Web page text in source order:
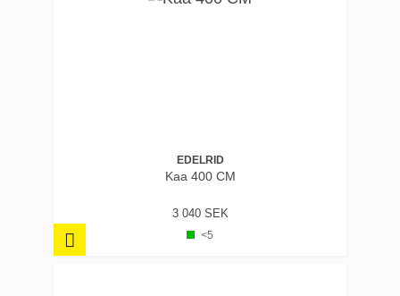
EDELRID
Kaa 400 CM
3 040 SEK
<5